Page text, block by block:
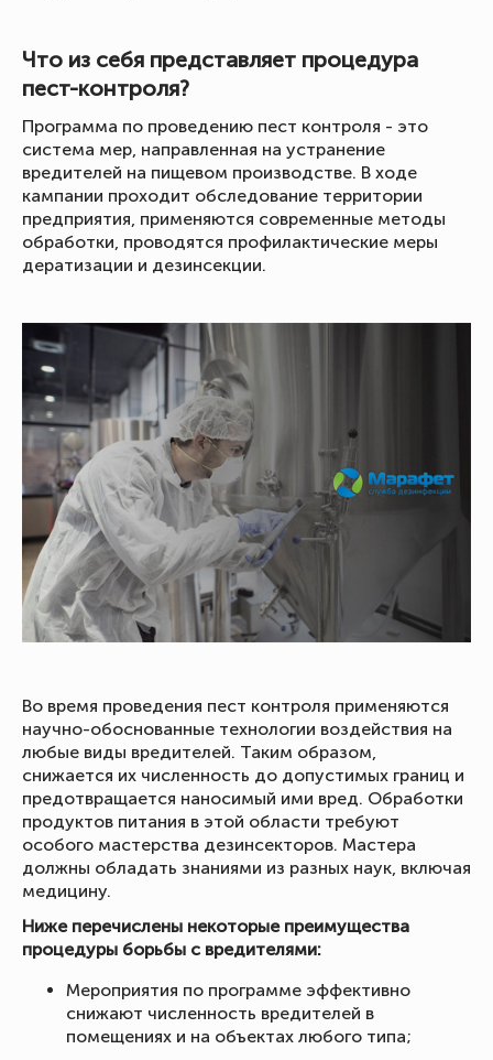
Что из себя представляет процедура
пест-контроля?
Программа по проведению пест контроля - это
система мер, направленная на устранение
вредителей на пищевом производстве. В ходе
кампании проходит обследование территории
предприятия, применяются современные методы
обработки, проводятся профилактические меры
дератизации и дезинсекции.
Во время проведения пест контроля применяются
научно-обоснованные технологии воздействия на
любые виды вредителей. Таким образом,
снижается их численность до допустимых границ и
предотвращается наносимый ими вред. Обработки
продуктов питания в этой области требуют
особого мастерства дезинсекторов. Мастера
должны обладать знаниями из разных наук, включая
медицину.
Ниже перечислены некоторые преимущества
процедуры борьбы с вредителями:
Мероприятия по программе эффективно
снижают численность вредителей в
помещениях и на объектах любого типа;